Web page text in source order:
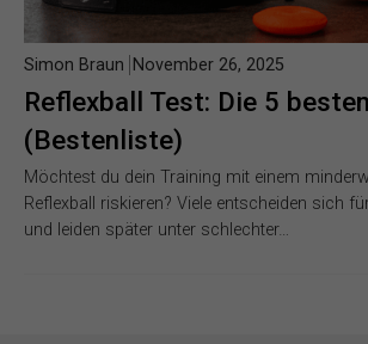
Reflexball Test: Die 5 besten
(Bestenliste)
Simon Braun November 26, 2025
Möchtest du dein Training mit einem
Reflexball riskieren? Viele entscheiden sich
und leiden später unter schlechter…